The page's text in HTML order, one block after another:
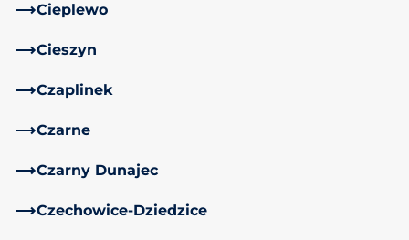
Cieplewo
Cieszyn
Czaplinek
Czarne
Czarny Dunajec
Czechowice-Dziedzice